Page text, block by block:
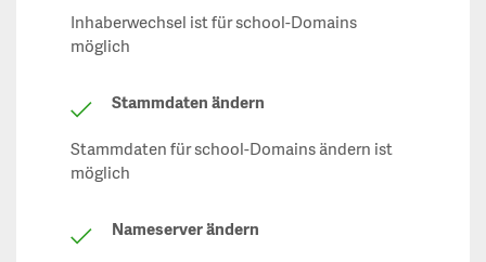
Inhaberwechsel ist für school-Domains
möglich
Stammdaten ändern
Stammdaten für school-Domains ändern ist
möglich
Nameserver ändern